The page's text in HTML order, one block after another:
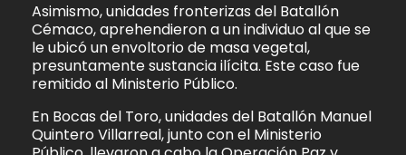
Asimismo, unidades fronterizas del Batallón
Cémaco, aprehendieron a un individuo al que se
le ubicó un envoltorio de masa vegetal,
presuntamente sustancia ilícita. Este caso fue
remitido al Ministerio Público.
En Bocas del Toro, unidades del Batallón Manuel
Quintero Villarreal, junto con el Ministerio